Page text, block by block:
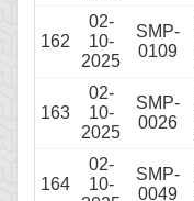
162
02-
10-
2025
SMP-
0109
163
02-
10-
2025
SMP-
0026
164
02-
10-
SMP-
0049